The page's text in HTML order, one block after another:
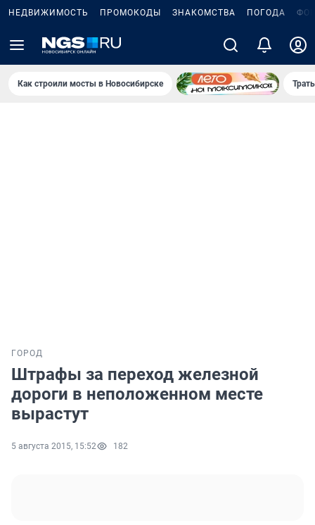
НЕДВИЖИМОСТЬ ПРОМОКОДЫ ЗНАКОМСТВА ПОГОДА
Как строили мосты в Новосибирске
ГОРОД
Штрафы за переход железной
дороги в неположенном месте
вырастут
5 августа 2015, 15:52 182